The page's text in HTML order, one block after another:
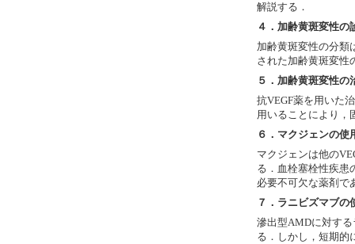
解説する．
４．加齢黄斑変性の
加齢黄斑変性の分類
された加齢黄斑変性
５．加齢黄斑変性の
抗VEGF薬を用いた
用いることにより，
６．マクジェンの使
マクジェンは他の
る．血栓塞栓性疾患
必要不可欠な薬剤で
７．ラニビズマブの
滲出型AMDに対す
る．しかし，短期的